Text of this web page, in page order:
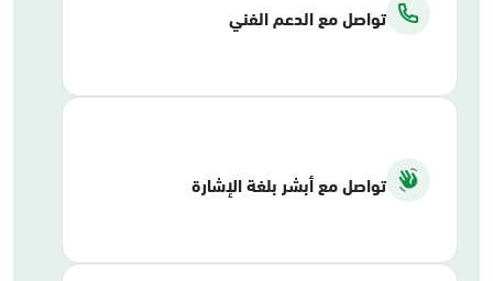
تواصل مع الدعم الفني
تواصل مع أبشر بلغة الإشارة